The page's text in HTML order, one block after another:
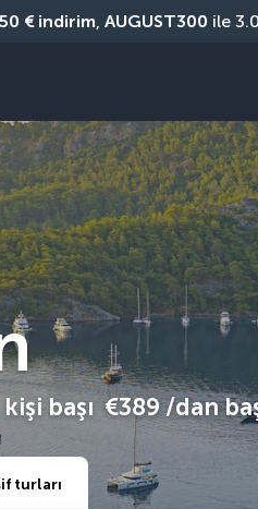
€ indirim, AUGUST300 ile
kişi başı €389/dan
turları